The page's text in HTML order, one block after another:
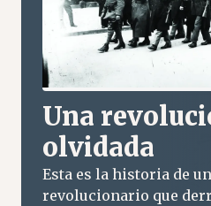
Una
olvidada
Esta es la historia de
revolucionario que